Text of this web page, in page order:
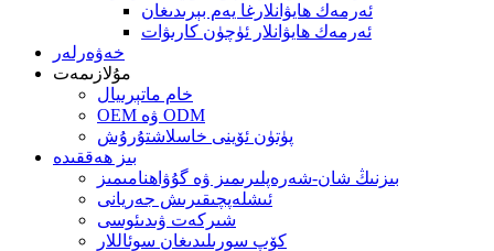
ئەرمەك ھايۋانلارغا يەم بېرىدىغان
ئەرمەك ھايۋانلار ئۈچۈن كارىۋات
خەۋەرلەر
مۇلازىمەت
خام ماتېرىيال
OEM ۋە ODM
پۈتۈن ئۆينى خاسلاشتۇرۇش
بىز ھەققىدە
بىزنىڭ شان-شەرەپلىرىمىز ۋە گۇۋاھنامىمىز
ئىشلەپچىقىرىش جەريانى
شىركەت ۋىدىئوسى
كۆپ سورىلىدىغان سوئاللار